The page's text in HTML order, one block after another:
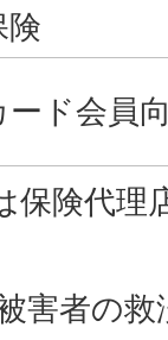
険
ード会員
保険代理
害者の